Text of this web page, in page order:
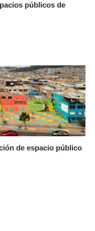
públicos de
de espacio público